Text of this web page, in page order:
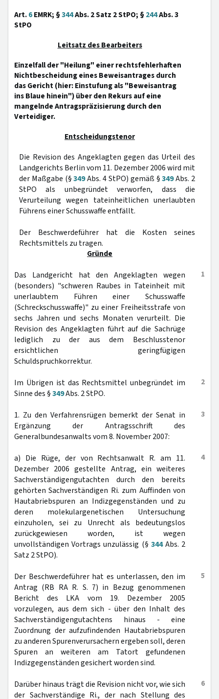
Art.6EMRK; §344Abs. 2 Satz 2 StPO; §244Abs. 3
StPO
Leitsatz des Bearbeiters
Einzelfall der "Heilung" einer rechtsfehlerhaften
Nichtbescheidung eines Beweisantrages durch
das Gericht (hier: Einstufung als "Beweisantrag
ins Blaue hinein") über den Rekurs auf eine
mangelnde Antragspräzisierung durch den
Verteidiger.
Entscheidungstenor
Die Revision des Angeklagten gegen das Urteil des
Landgerichts Berlin vom 11. Dezember 2006 wird mit
der Maßgabe (§349Abs. 4 StPO) gemäß §349Abs. 2
StPO als unbegründet verworfen, dass die
Verurteilung wegen tateinheitlichen unerlaubten
Führens einer Schusswaffe entfällt.
Der Beschwerdeführer hat die Kosten seines
Rechtsmittels zu tragen.
Gründe
1
Das Landgericht hat den Angeklagten wegen
(besonders) "schweren Raubes in Tateinheit mit
unerlaubtem Führen einer Schusswaffe
(Schreckschusswaffe)" zu einer Freiheitsstrafe von
sechs Jahren und sechs Monaten verurteilt. Die
Revision des Angeklagten führt auf die Sachrüge
lediglich zu der aus dem Beschlusstenor
ersichtlichen geringfügigen
Schuldspruchkorrektur.
2
Im Übrigen ist das Rechtsmittel unbegründet im
Sinne des §349Abs. 2 StPO.
3
1. Zu den Verfahrensrügen bemerkt der Senat in
Ergänzung der Antragsschrift des
Generalbundesanwalts vom 8. November 2007:
4
a) Die Rüge, der von Rechtsanwalt R. am 11.
Dezember 2006 gestellte Antrag, ein weiteres
Sachverständigengutachten durch den bereits
gehörten Sachverständigen Ri. zum Auffinden von
Hautabriebspuren an Indizgegenständen und zu
deren molekulargenetischen Untersuchung
einzuholen, sei zu Unrecht als bedeutungslos
zurückgewiesen worden, ist wegen
unvollständigen Vortrags unzulässig (§ 344Abs. 2
Satz 2 StPO).
5
Der Beschwerdeführer hat es unterlassen, den im
Antrag (RB RA R. S. 7) in Bezug genommenen
Bericht des LKA vom 19. Dezember 2005
vorzulegen, aus dem sich - über den Inhalt des
Sachverständigengutachtens hinaus - eine
Zuordnung der aufzufindenden Hautabriebspuren
zu anderen Spurenverursachern ergeben soll, deren
Spuren an weiteren am Tatort gefundenen
Indizgegenständen gesichert worden sind.
6
Darüber hinaus trägt die Revision nicht vor, wie sich
der Sachverständige Ri., der nach Stellung des